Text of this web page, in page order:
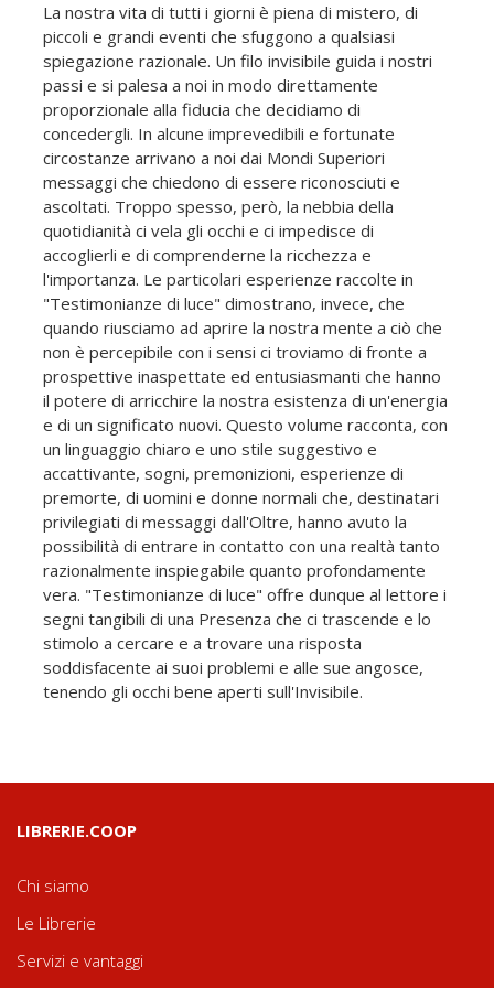
La nostra vita di tutti i giorni è piena di mistero, di
piccoli e grandi eventi che sfuggono a qualsiasi
spiegazione razionale. Un filo invisibile guida i nostri
passi e si palesa a noi in modo direttamente
proporzionale alla fiducia che decidiamo di
concedergli. In alcune imprevedibili e fortunate
circostanze arrivano a noi dai Mondi Superiori
messaggi che chiedono di essere riconosciuti e
ascoltati. Troppo spesso, però, la nebbia della
quotidianità ci vela gli occhi e ci impedisce di
accoglierli e di comprenderne la ricchezza e
l'importanza. Le particolari esperienze raccolte in
"Testimonianze di luce" dimostrano, invece, che
quando riusciamo ad aprire la nostra mente a ciò che
non è percepibile con i sensi ci troviamo di fronte a
prospettive inaspettate ed entusiasmanti che hanno
il potere di arricchire la nostra esistenza di un'energia
e di un significato nuovi. Questo volume racconta, con
un linguaggio chiaro e uno stile suggestivo e
accattivante, sogni, premonizioni, esperienze di
premorte, di uomini e donne normali che, destinatari
privilegiati di messaggi dall'Oltre, hanno avuto la
possibilità di entrare in contatto con una realtà tanto
razionalmente inspiegabile quanto profondamente
vera. "Testimonianze di luce" offre dunque al lettore i
segni tangibili di una Presenza che ci trascende e lo
stimolo a cercare e a trovare una risposta
soddisfacente ai suoi problemi e alle sue angosce,
tenendo gli occhi bene aperti sull'Invisibile.
LIBRERIE.COOP
Chi siamo
Le Librerie
Servizi e vantaggi